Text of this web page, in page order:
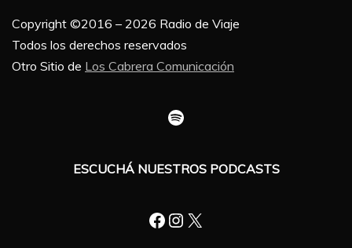
Copyright ©2016 – 2026 Radio de Viaje
Todos los derechos reservados
Otro Sitio de Los Cabrera Comunicación
Spotify
ESCUCHÁ NUESTROS PODCASTS
Facebook
Instagram
X